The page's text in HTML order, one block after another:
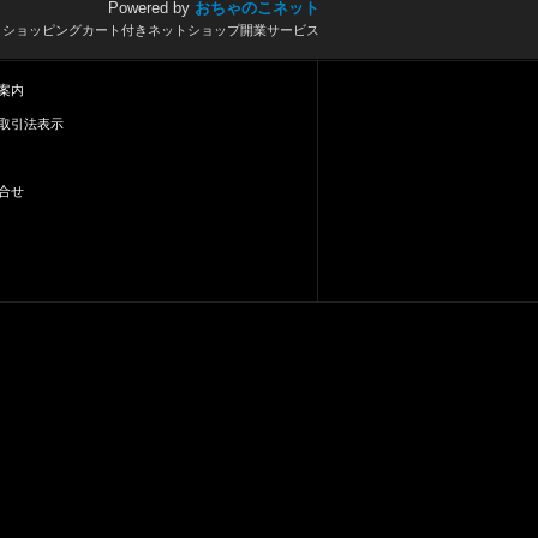
Powered by おちゃのこネット
ョッピングカート付きネットショップ開業サービス
内
引法表示
せ